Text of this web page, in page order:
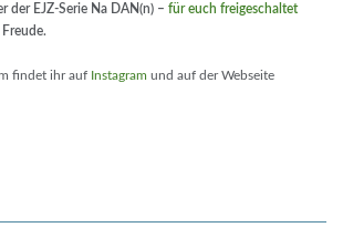
der EJZ-Serie Na DAN(n) – für euch freigeschaltet
findet ihr auf Instagram und auf der Webseite